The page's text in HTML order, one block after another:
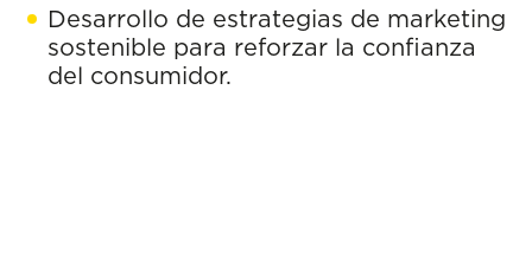
Desarrollo de estrategias de marketing
sostenible para reforzar la confianza
del consumidor.